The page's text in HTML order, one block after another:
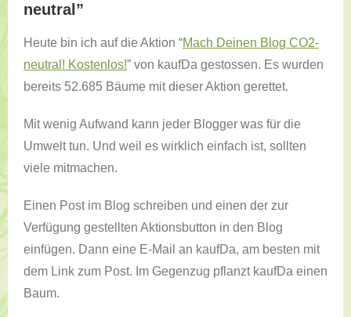
neutral”
Heute bin ich auf die Aktion “Mach Deinen Blog CO2-
neutral! Kostenlos!” von kaufDa gestossen. Es wurden
bereits 52.685 Bäume mit dieser Aktion gerettet.
Mit wenig Aufwand kann jeder Blogger was für die
Umwelt tun. Und weil es wirklich einfach ist, sollten
viele mitmachen.
Einen Post im Blog schreiben und einen der zur
Verfügung gestellten Aktionsbutton in den Blog
einfügen. Dann eine E-Mail an kaufDa, am besten mit
dem Link zum Post. Im Gegenzug pflanzt kaufDa einen
Baum.